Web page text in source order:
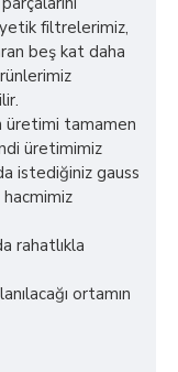
filtrelerimiz,
beş kat daha
üretimi tamamen
üretimimiz
istediğiniz gauss
rahatlıkla
ortamın